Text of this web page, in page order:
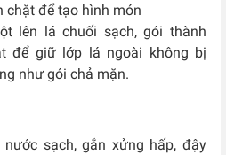
chặt để tạo hình món
lên lá chuối sạch, gói thành
để giữ lớp lá ngoài không bị
như gói chả mặn.
nước sạch, gắn xửng hấp, đậy